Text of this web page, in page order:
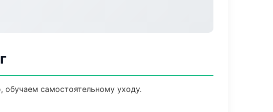
самостоятельному уходу.